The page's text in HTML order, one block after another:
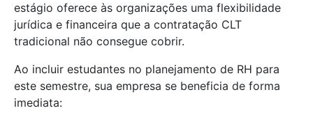
estágio oferece às organizações uma flexibilidade
jurídica e financeira que a contratação CLT
tradicional não consegue cobrir.
Ao incluir estudantes no planejamento de RH para
este semestre, sua empresa se beneficia de forma
imediata: